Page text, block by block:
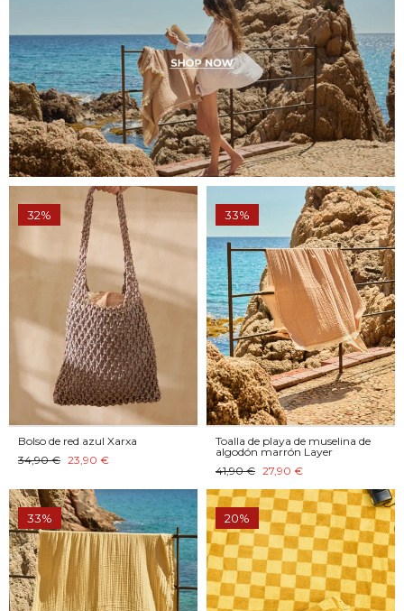
32%
Bolso de red azul Xarxa
34,90 € 23,90 €
33%
Toalla de playa de muselina de
algodón marrón Layer
41,90 € 27,90 €
33% 20%